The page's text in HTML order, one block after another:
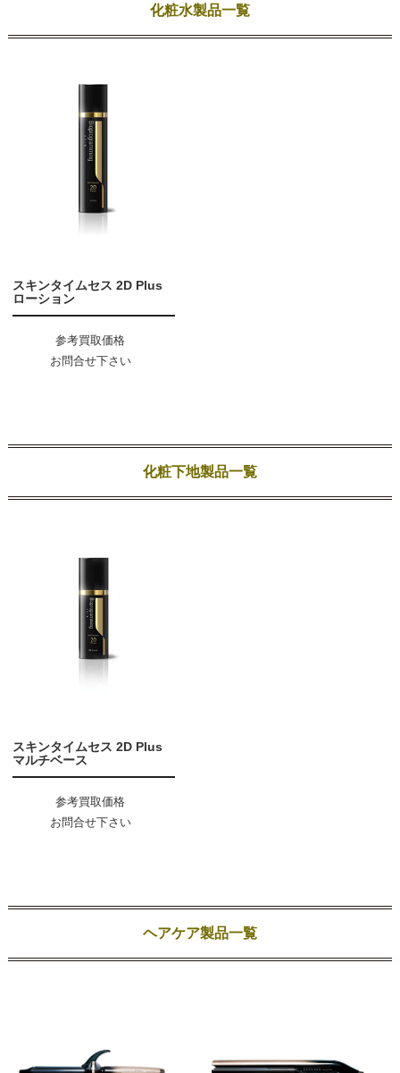
化粧水製品一覧
スキンタイムセス 2D Plus
ローション
参考買取価格
お問合せ下さい
化粧下地製品一覧
スキンタイムセス 2D Plus
マルチベース
参考買取価格
お問合せ下さい
ヘアケア製品一覧